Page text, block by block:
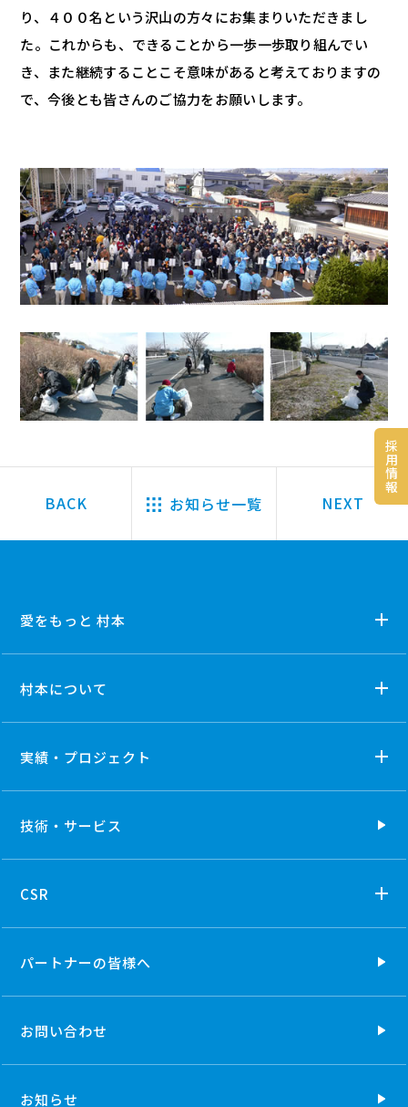
採
用
情
報
り、４００名という沢山の方々にお集まりいただきまし
た。これからも、できることから一歩一歩取り組んでい
き、また継続することこそ意味があると考えておりますの
で、今後とも皆さんのご協力をお願いします。
お知らせ一覧
愛をもっと 村本
村本について
実績・プロジェクト
技術・ サービス
CSR
パートナーの皆様へ
お問い合わせ
お知らせ